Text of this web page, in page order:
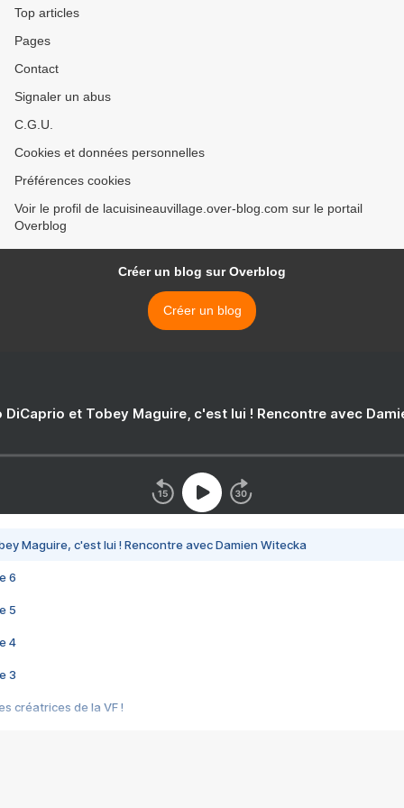
Top articles
Pages
Contact
Signaler un abus
C.G.U.
Cookies et données personnelles
Préférences cookies
Voir le profil de lacuisineauvillage.over-blog.com sur le portail
Overblog
Créer un blog sur Overblog
Créer un blog
DiCaprio et Tobey Maguire, c'est lui ! Rencontre avec
Maguire, c'est lui ! Rencontre avec Damien Witecka
6
5
4
3
créatrices de la VF !